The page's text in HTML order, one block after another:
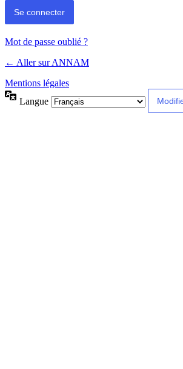
Mot de passe oublié ?
← Aller sur ANNAM
Mentions légales
Langue